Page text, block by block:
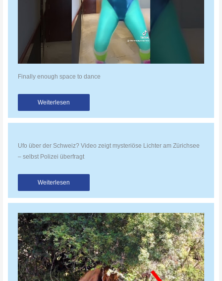
Finally enough space to dance
Weiterlesen
Ufo über der Schweiz? Video zeigt mysteriöse Lichter am Zürichsee
– selbst Polizei überfragt
Weiterlesen